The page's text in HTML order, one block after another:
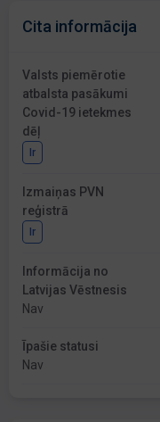
Cita informācija
Valsts piemērotie
atbalsta pasākumi
Covid-19 ietekmes
dēļ
Ir
Izmaiņas PVN
reģistrā
Ir
Informācija no
Latvijas Vēstnesis
Nav
Īpašie statusi
Nav